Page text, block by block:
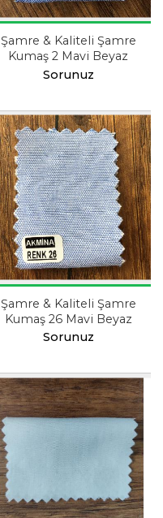
Şamre & Kaliteli Şamre
Kumaş 2 Mavi Beyaz
Sorunuz
Şamre & Kaliteli Şamre
Kumaş 26 Mavi Beyaz
Sorunuz